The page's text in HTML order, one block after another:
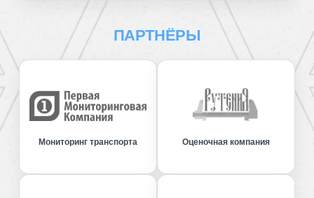
ПАРТНЁРЫ
Мониторинг транспорта Оценочная компания